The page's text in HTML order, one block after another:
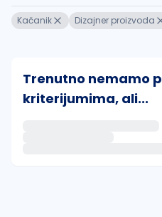
Kačanik Dizajner proizvoda
Trenutno nemamo
kriterijumima, ali...